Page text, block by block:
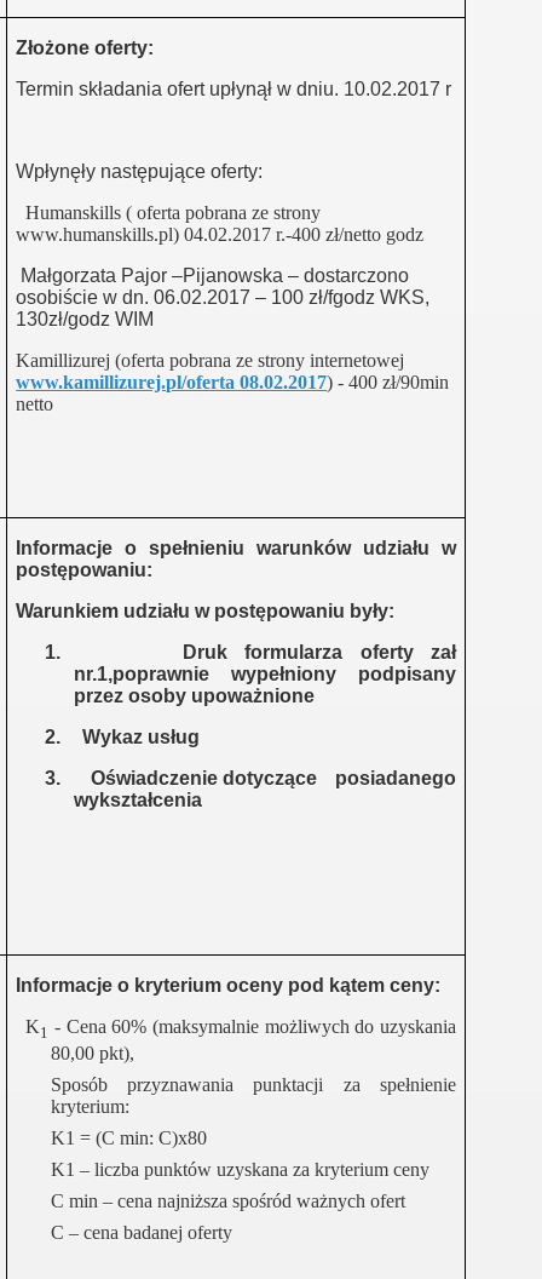
Złożone oferty:
Termin składania ofert upłynął w dniu. 10.02.2017 r
Wpłynęły następujące oferty:
Humanskills ( oferta pobrana ze strony
www.humanskills.pl) 04.02.2017 r.-400 zł/netto godz
Małgorzata Pajor –Pijanowska – dostarczono
osobiście w dn. 06.02.2017 – 100 zł/fgodz WKS,
130zł/godz WIM
Kamillizurej (oferta pobrana ze strony internetowej
www.kamillizurej.pl/oferta 08.02.2017) - 400 zł/90min
netto
Informacje o spełnieniu warunków udziału w
postępowaniu:
Warunkiem udziału w postępowaniu były:
1.
Druk formularza oferty zał
nr.1,poprawnie wypełniony podpisany
przez osoby upoważnione
2.
Wykaz usług
3.
Oświadczenie dotyczące
posiadanego
wykształcenia
Informacje o kryterium oceny pod kątem ceny:
K1 - Cena 60% (maksymalnie możliwych do uzyskania
80,00 pkt),
Sposób przyznawania punktacji za spełnienie
kryterium:
K1 = (C min: C)x80
K1 – liczba punktów uzyskana za kryterium ceny
C min – cena najniższa spośród ważnych ofert
C – cena badanej oferty
sali
zaczynamy razem"
-wieś aktywna"
dla samozatrudnienia"
ludzie -aktywna wieś"
życia społecznego i zawodowego"
wiejskiej